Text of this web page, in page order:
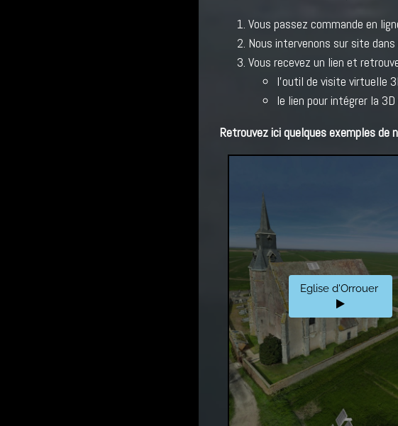
Vous passez commande en
Nous intervenons sur site
Vous recevez un lien et
l'outil de visite virtuelle
le lien pour intégrer la
Retrouvez ici quelques exemples de